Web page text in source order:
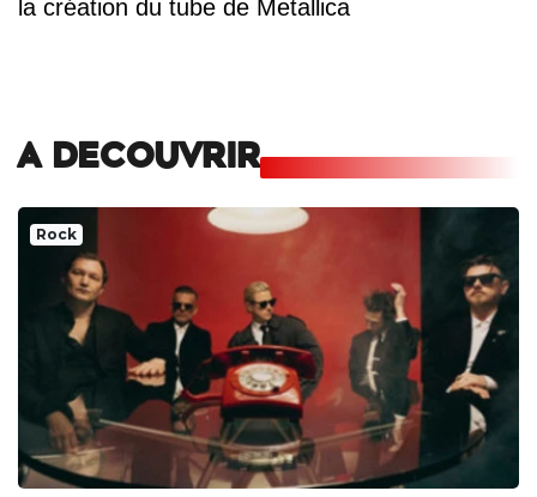
la création du tube de Metallica
A DECOUVRIR
Rock